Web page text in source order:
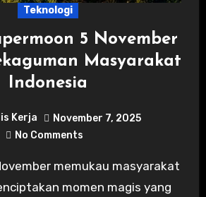
Teknologi
5 November
Masyarakat
Indonesia
Kerja
November 7, 2025
No Comments
momen magis yang